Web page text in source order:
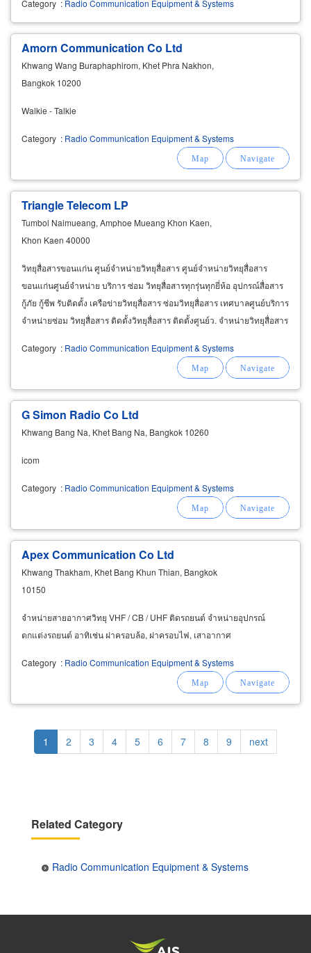
Category : Radio Communication Equipment & Systems
Amorn Communication Co Ltd
Khwang Wang Buraphaphirom, Khet Phra Nakhon,
Bangkok 10200
Walkie - Talkie
Category : Radio Communication Equipment & Systems
Triangle Telecom LP
Tumbol Naimueang, Amphoe Mueang Khon Kaen,
Khon Kaen 40000
วิทยุสื่อสารขอนแก่น ศูนย์จำหน่ายวิทยุสื่อสาร ศูนย์จำหน่ายวิทยุสื่อสาร
ขอนแก่นศูนย์จำหน่าย บริการ ซ่อม วิทยุสื่อสารทุกรุ่นทุกยี่ห้อ อุปกรณ์สื่อสาร
กู้ภัย กู้ชีพ รับติดตั้ง เครือข่ายวิทยุสื่อสาร ซ่อมวิทยุสื่อสาร เทศบาลศูนย์บริการ
จำหน่ายซ่อม วิทยุสื่อสาร ติดตั้งวิทยุสื่อสาร ติดตั้งศูนย์ว. จำหน่ายวิทยุสื่อสาร
Category : Radio Communication Equipment & Systems
G Simon Radio Co Ltd
Khwang Bang Na, Khet Bang Na, Bangkok 10260
icom
Category : Radio Communication Equipment & Systems
Apex Communication Co Ltd
Khwang Thakham, Khet Bang Khun Thian, Bangkok
10150
จำหน่ายสายอากาศวิทยุ VHF / CB / UHF ติดรถยนต์ จำหน่ายอุปกรณ์
ตกแต่งรถยนต์ อาทิเช่น ฝาครอบล้อ, ฝาครอบไฟ, เสาอากาศ
Category : Radio Communication Equipment & Systems
Pagination
Current
page
1 Page
2 Page
3 Page
4 Page
5 Page
6 Page
7 Page
8 Page
9
Next
page
next
Related Category
Radio Communication Equipment & Systems